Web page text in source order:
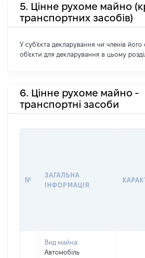
5. Цінне рухоме майно
транспортних засобів)
У суб'єкта декларування чи членів його
об'єкти для декларування в цьому
6. Цінне рухоме майно -
транспортні засоби
№
ЗАГАЛЬНА
ІНФОРМАЦІЯ
Вид майна:
Автомобіль